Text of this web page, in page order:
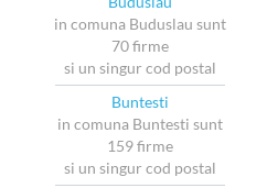
in comuna Buduslau sunt
70 firme
si un singur cod postal
Buntesti
in comuna Buntesti sunt
159 firme
si un singur cod postal